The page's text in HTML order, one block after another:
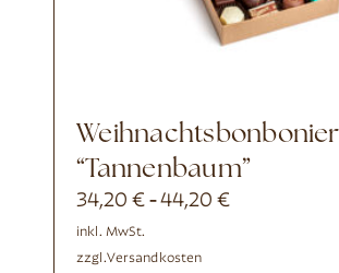
Weihnachtsbonboniere
“Tannenbaum”
34,20€ -44,20€
inkl. MwSt.
zzgl.Versandkosten